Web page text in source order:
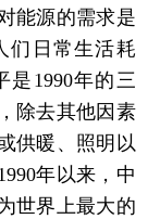
能源的需求是
们日常生活耗
1990年的三
除去其他因素
供暖、照明以
年以来，中
世界上最大的